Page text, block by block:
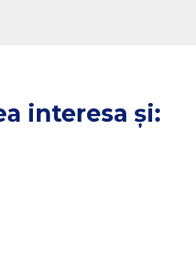
interesa și: